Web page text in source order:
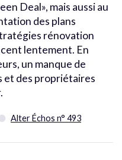
Deal», mais aussi au
des plans
rénovation
lentement. En
un manque de
et des propriétaires
Alter Échos n° 493